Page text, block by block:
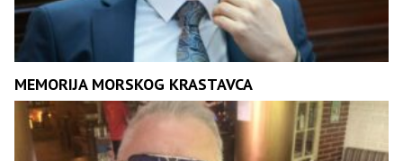
MEMORIJA MORSKOG KRASTAVCA